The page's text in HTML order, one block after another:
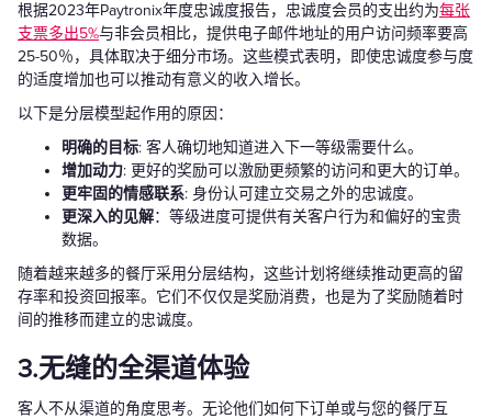
根据2023年Paytronix年度忠诚度报告，忠诚度会员的支出约为每张
支票多出5%与非会员相比，提供电子邮件地址的用户访问频率要高
25-50％，具体取决于细分市场。这些模式表明，即使忠诚度参与度
的适度增加也可以推动有意义的收入增长。
以下是分层模型起作用的原因：
明确的目标: 客人确切地知道进入下一等级需要什么。
增加动力: 更好的奖励可以激励更频繁的访问和更大的订单。
更牢固的情感联系: 身份认可建立交易之外的忠诚度。
更深入的见解：等级进度可提供有关客户行为和偏好的宝贵
数据。
随着越来越多的餐厅采用分层结构，这些计划将继续推动更高的留
存率和投资回报率。它们不仅仅是奖励消费，也是为了奖励随着时
间的推移而建立的忠诚度。
3.无缝的全渠道体验
客人不从渠道的角度思考。无论他们如何下订单或与您的餐厅互